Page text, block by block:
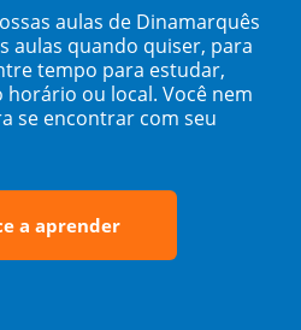
aulas de Dinamarquês
aulas quando quiser, para
tempo para estudar,
ou local. Você nem
se encontrar com seu
a aprender